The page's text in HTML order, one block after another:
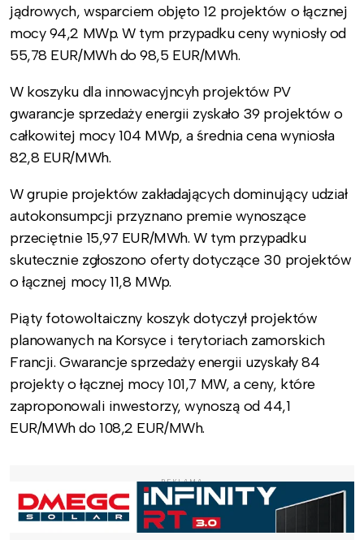
jądrowych, wsparciem objęto 12 projektów o łącznej
mocy 94,2 MWp. W tym przypadku ceny wyniosły od
55,78 EUR/MWh do 98,5 EUR/MWh.
W koszyku dla innowacyjncyh projektów PV
gwarancje sprzedaży energii zyskało 39 projektów o
całkowitej mocy 104 MWp, a średnia cena wyniosła
82,8 EUR/MWh.
W grupie projektów zakładających dominujący udział
autokonsumpcji przyznano premie wynoszące
przeciętnie 15,97 EUR/MWh. W tym przypadku
skutecznie zgłoszono oferty dotyczące 30 projektów
o łącznej mocy 11,8 MWp.
Piąty fotowoltaiczny koszyk dotyczył projektów
planowanych na Korsyce i terytoriach zamorskich
Francji. Gwarancje sprzedaży energii uzyskały 84
projekty o łącznej mocy 101,7 MW, a ceny, które
zaproponowali inwestorzy, wynoszą od 44,1
EUR/MWh do 108,2 EUR/MWh.
REKLAMA